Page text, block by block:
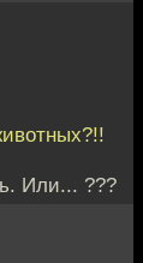
Или... ???